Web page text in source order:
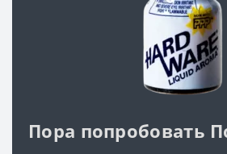
Пора попробовать